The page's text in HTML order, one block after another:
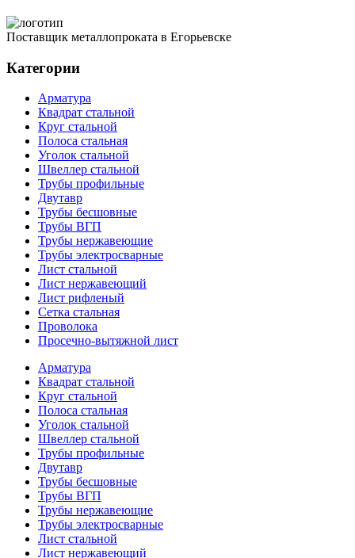
Поставщик металлопроката в Егорьевске
Категории
Арматура
Квадрат стальной
Круг стальной
Полоса стальная
Уголок стальной
Швеллер стальной
Трубы профильные
Двутавр
Трубы бесшовные
Трубы ВГП
Трубы нержавеющие
Трубы электросварные
Лист стальной
Лист нержавеющий
Лист рифленый
Сетка стальная
Проволока
Просечно-вытяжной лист
Арматура
Квадрат стальной
Круг стальной
Полоса стальная
Уголок стальной
Швеллер стальной
Трубы профильные
Двутавр
Трубы бесшовные
Трубы ВГП
Трубы нержавеющие
Трубы электросварные
Лист стальной
Лист нержавеющий